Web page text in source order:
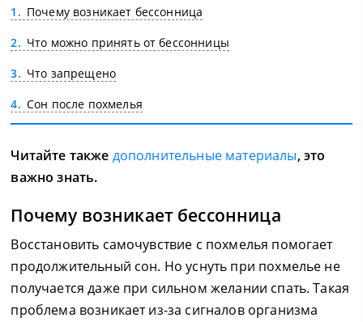
1
Почему возникает бессонница
2
Что можно принять от бессонницы
3
Что запрещено
4
Сон после похмелья
Читайте также дополнительные материалы, это
важно знать.
Почему возникает бессонница
Восстановить самочувствие с похмелья помогает
продолжительный сон. Но уснуть при похмелье не
получается даже при сильном желании спать. Такая
проблема возникает из-за сигналов организма